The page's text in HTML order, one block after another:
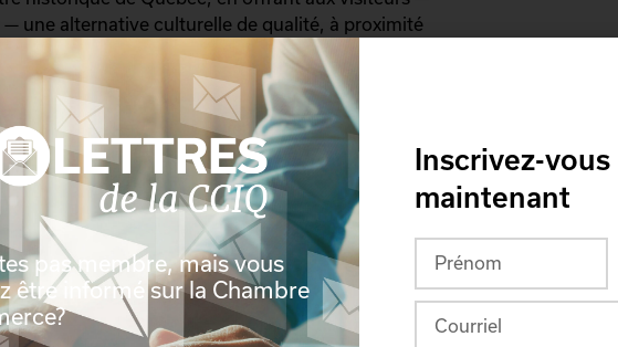
une alternative culturelle de qualité, à proximité
pas membre, mais vous
être informé sur la Chambre
Inscrivez-vous
maintenant